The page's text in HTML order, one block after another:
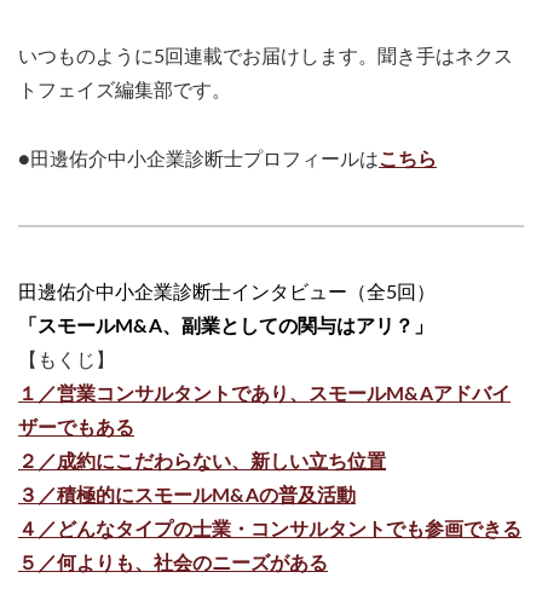
いつものように5回連載でお届けします。聞き手はネクス
トフェイズ編集部です。
●田邊佑介中小企業診断士プロフィールはこちら
田邊佑介中小企業診断士インタビュー（全5回）
「スモールM&A、副業としての関与はアリ？」
【もくじ】
１／営業コンサルタントであり、スモールM&Aアドバイ
ザーでもある
２／成約にこだわらない、新しい立ち位置
３／積極的にスモールM&Aの普及活動
４／どんなタイプの士業・コンサルタントでも参画できる
５／何よりも、社会のニーズがある